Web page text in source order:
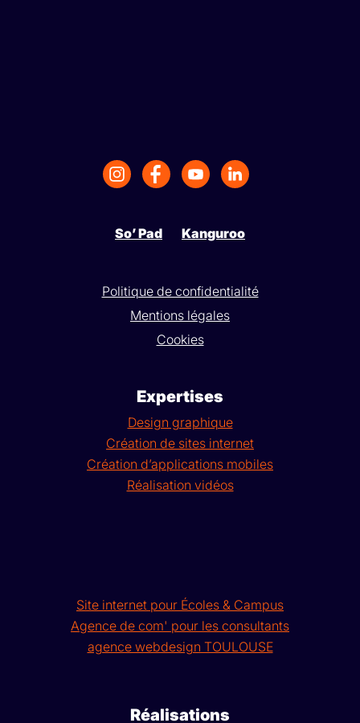
So’ Pad Kanguroo
Politique de confidentialité
Mentions légales
Cookies
Expertises
Design graphique
Création de sites internet
Création d’applications mobiles
Réalisation vidéos
Site internet pour Écoles & Campus
Agence de com' pour les consultants
agence webdesign TOULOUSE
Réalisations